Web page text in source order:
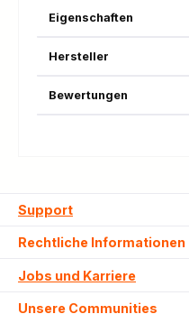
Eigenschaften
Hersteller
Bewertungen
Support
Rechtliche Informationen
Jobs und Karriere
Unsere Communities